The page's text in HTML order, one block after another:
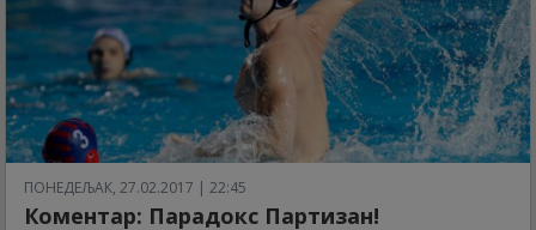
ПОНЕДЕЉАК, 27.02.2017 | 22:45
Коментар: Парадокс Партизан!